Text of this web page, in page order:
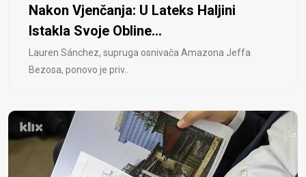
Nakon Vjenčanja: U Lateks Haljini
Istakla Svoje Obline...
Lauren Sánchez, supruga osnivača Amazona Jeffa
Bezosa, ponovo je priv..